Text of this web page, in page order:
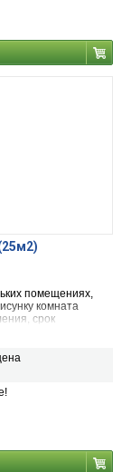
помещениях,
комната
срок